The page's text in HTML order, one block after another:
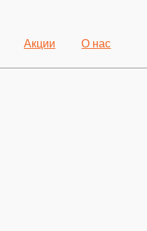
Акции О нас